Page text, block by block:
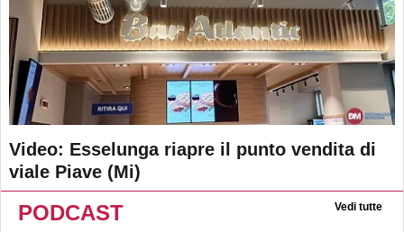
Video: Esselunga riapre il punto vendita di
viale Piave (Mi)
PODCAST Vedi tutte